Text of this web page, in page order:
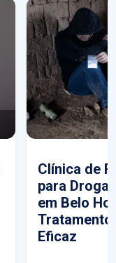
Clínica de
para
em Belo
Tratamento
Eficaz